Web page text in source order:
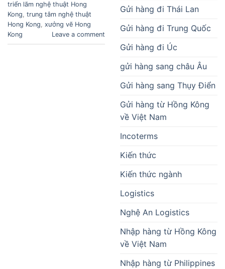
triển lãm nghệ thuật Hong
Kong, trung tâm nghệ thuật
Hong Kong, xưởng vẽ Hong
Kong
Leave a comment
Gửi hàng đi Thái Lan
Gửi hàng đi Trung Quốc
Gửi hàng đi Úc
gửi hàng sang châu Âu
Gửi hàng sang Thụy Điển
Gửi hàng từ Hồng Kông
về Việt Nam
Incoterms
Kiến thức
Kiến thức ngành
Logistics
Nghệ An Logistics
Nhập hàng từ Hồng Kông
về Việt Nam
Nhập hàng từ Philippines